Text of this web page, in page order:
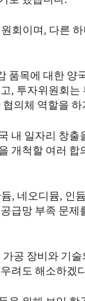
회이며, 다른
품목에 대한 양
, 투자위원회는
의체 역할을 하
내 일자리 창출
개척할 여러 합
, 네오디뮴, 인
급망 부족 문제
공 장비와 기
려도 해소하겠